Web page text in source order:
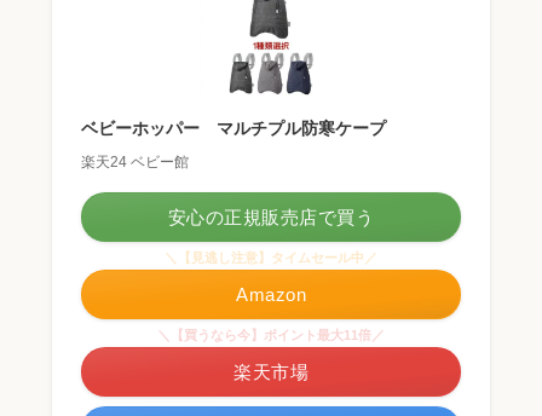
ベビーホッパー マルチプル防寒ケープ
楽天24 ベビー館
＼【見逃し注意】タイムセール中／
Amazon
＼【買うなら今】ポイント最大11倍／
楽天市場
安心の正規販売店で買う